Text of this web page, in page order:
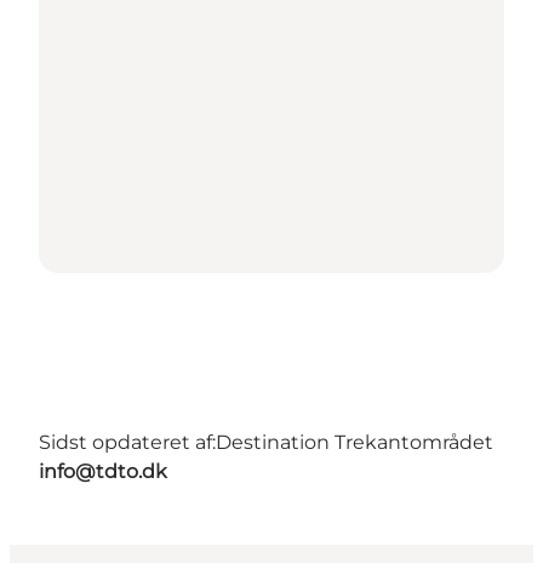
Sidst opdateret af:Destination Trekantområdet
info@tdto.dk